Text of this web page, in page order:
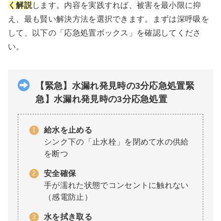
く解説します。内容を実践すれば、被害を最小限に抑
え、最も賢い解決方法を選択できます。まずは深呼吸を
して、以下の「応急処置ボックス」を確認してくださ
い。
【緊急】水漏れ発見時の3分応急処置緊
急】水漏れ発見時の3分応急処置
給水を止める
シンク下の「止水栓」を閉めて水の供給
を断つ
安全確保
手が濡れた状態でコンセントに触れない
（感電防止）
水を拭き取る